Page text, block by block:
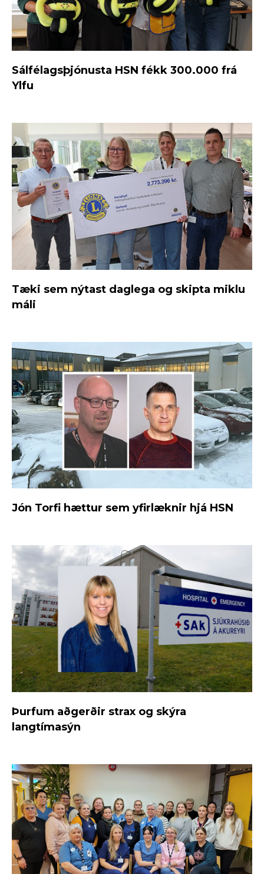
Sálfélagsþjónusta HSN fékk 300.000 frá
Ylfu
Tæki sem nýtast daglega og skipta miklu
máli
Jón Torfi hættur sem yfirlæknir hjá HSN
Þurfum aðgerðir strax og skýra
langtímasýn